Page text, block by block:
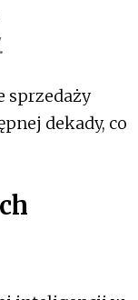
sprzedaży
dekady, co